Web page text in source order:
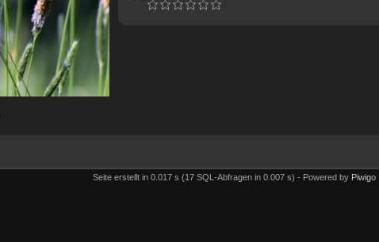
Seite erstellt in 0.017 s (17 SQL-Abfragen in 0.007 s) - Powered by Piwigo